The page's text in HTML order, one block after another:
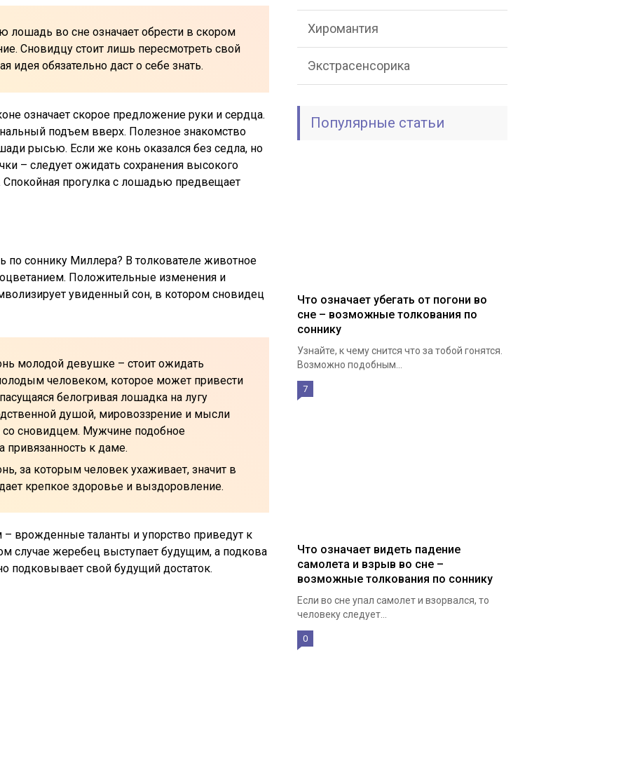
лошадь во сне означает обрести в скором
Сновидцу стоит лишь пересмотреть свой
идея обязательно даст о себе знать.
означает скорое предложение руки и сердца.
подъем вверх. Полезное знакомство
рысью. Если же конь оказался без седла, но
– следует ожидать сохранения высокого
прогулка с лошадью предвещает
по соннику Миллера? В толкователе животное
Положительные изменения и
увиденный сон, в котором сновидец
молодой девушке – стоит ожидать
человеком, которое может привести
белогривая лошадка на лугу
душой, мировоззрение и мысли
со сновидцем. Мужчине подобное
привязанность к даме.
за которым человек ухаживает, значит в
крепкое здоровье и выздоровление.
врожденные таланты и упорство приведут к
случае жеребец выступает будущим, а подкова
подковывает свой будущий достаток.
Хиромантия
Экстрасенсорика
Популярные статьи
Что означает убегать от погони во
сне – возможные толкования по
соннику
Узнайте, к чему снится что за тобой гонятся.
Возможно подобным...
7
Что означает видеть падение
самолета и взрыв во сне –
возможные толкования по соннику
Если во сне упал самолет и взорвался, то
человеку следует...
0